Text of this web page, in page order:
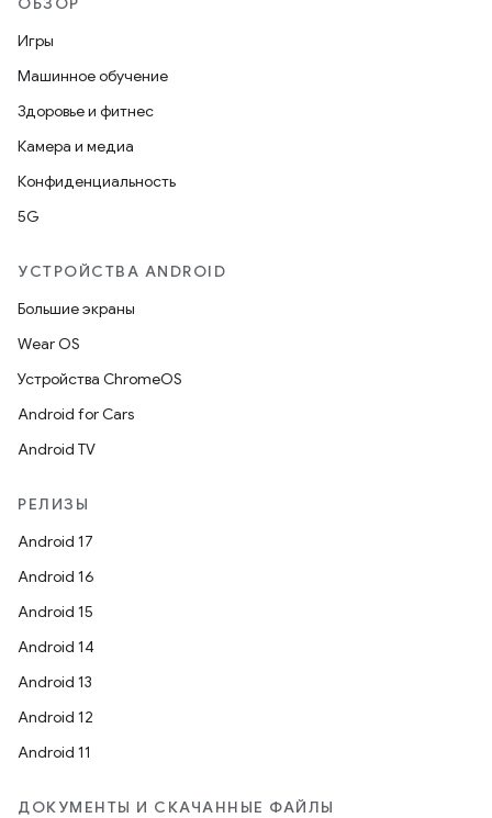
Игры
Машинное обучение
Здоровье и фитнес
Камера и медиа
Конфиденциальность
5G
УСТРОЙСТВА ANDROID
Большие экраны
Wear OS
Устройства ChromeOS
Android for Cars
Android TV
РЕЛИЗЫ
Android 17
Android 16
Android 15
Android 14
Android 13
Android 12
Android 11
ДОКУМЕНТЫ И СКАЧАННЫЕ ФАЙЛЫ